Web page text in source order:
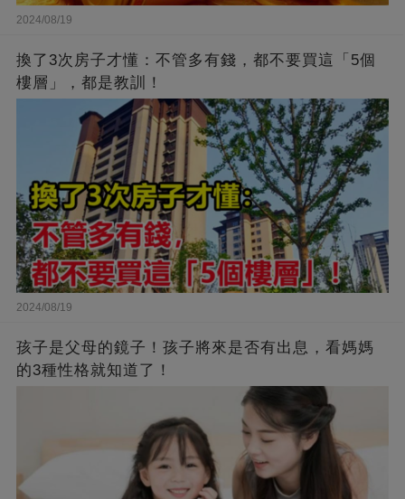
2024/08/19
換了3次房子才懂：不管多有錢，都不要買這「5個
樓層」，都是教訓！
2024/08/19
孩子是父母的鏡子！孩子將來是否有出息，看媽媽
的3種性格就知道了！